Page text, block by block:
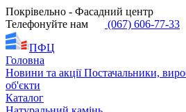
Покрівельно - Фасадний центр
Телефонуйте нам
(067) 606-77-33
ПФЦ
Головна
Новини та акціїПостачальники,
об'єкти
Каталог